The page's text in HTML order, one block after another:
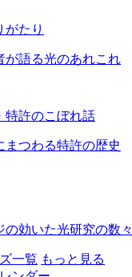
がたり
が語る光のあれこれ
特許のこぼれ話
まつわる特許の歴史
の効いた光研究の数々
一覧 もっと見る